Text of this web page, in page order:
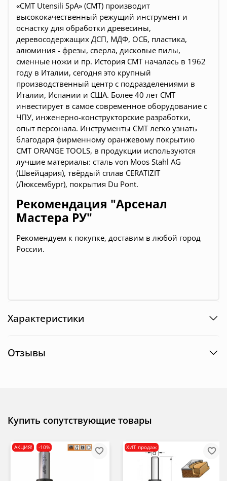
«CMT Utensili SpA» (СМТ) производит
высококачественный режущий инструмент и
оснастку для обработки древесины,
деревосодержащих ДСП, МДФ, ОСБ, пластика,
алюминия - фрезы, сверла, дисковые пилы,
сменные ножи и пр. История CMT началась в 1962
году в Италии, сегодня это крупный
производственный центр с подразделениями в
Италии, Испании и США. Более 40 лет СМТ
инвестирует в самое современное оборудование с
ЧПУ, инженерно-конструкторские разработки,
опыт персонала. Инструменты СМТ легко узнать
благодаря фирменному оранжевому покрытию
CMT ORANGE TOOLS, в продукции используются
лучшие материалы: сталь von Moos Stahl AG
(Швейцария), твёрдый сплав CERATIZIT
(Люксембург), покрытия Du Pont.
Рекомендация "Арсенал
Мастера РУ"
Рекомендуем к покупке, доставим в любой город
России.
Характеристики
Отзывы
Купить сопутствующие товары
АКЦИЯ! -10% ХИТ продаж